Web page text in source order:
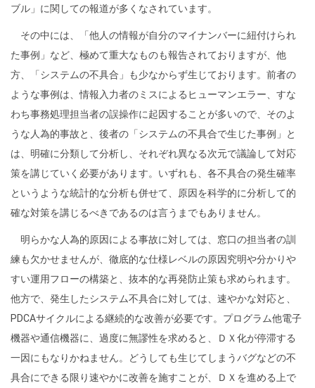
ブル」に関しての報道が多くなされています。
その中には、「他人の情報が自分のマイナンバーに紐付けられ
た事例」など、極めて重大なものも報告されておりますが、他
方、「システムの不具合」も少なからず生じております。前者の
ような事例は、情報入力者のミスによるヒューマンエラー、すな
わち事務処理担当者の誤操作に起因することが多いので、そのよ
うな人為的事故と、後者の「システムの不具合で生じた事例」と
は、明確に分類して分析し、それぞれ異なる次元で議論して対応
策を講じていく必要があります。いずれも、各不具合の発生確率
というような統計的な分析も併せて、原因を科学的に分析して的
確な対策を講じるべきであるのは言うまでもありません。
明らかな人為的原因による事故に対しては、窓口の担当者の訓
練も欠かせませんが、徹底的な仕様レベルの原因究明や分かりや
すい運用フローの構築と、抜本的な再発防止策も求められます。
他方で、発生したシステム不具合に対しては、速やかな対応と、
PDCAサイクルによる継続的な改善が必要です。プログラム他電子
機器や通信機器に、過度に無謬性を求めると、ＤＸ化が停滞する
一因にもなりかねません。どうしても生じてしまうバグなどの不
具合にできる限り速やかに改善を施すことが、ＤＸを進める上で